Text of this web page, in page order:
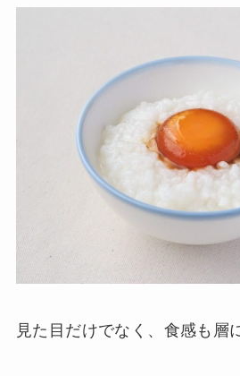
見た目だけでなく、食感も層